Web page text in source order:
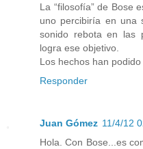
La “filosofía” de Bose
uno percibiría en una
sonido rebota en las
logra ese objetivo.
Los hechos han
Responder
Juan Gómez 11/4/12
Hola. Con Bose...es